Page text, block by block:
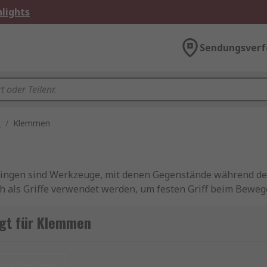
/ Klemmen
sind Werkzeuge, mit denen Gegenstände während
als Griffe verwendet werden, um festen Griff beim
Werkzeuge sind in fast jeder Umgebung
Metallarbeiten macht. Sie können auch eine
für Klemmen